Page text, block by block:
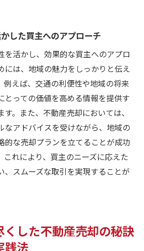
した買主へのアプローチ
を活かし、効果的な買主へのアプロ
には、地域の魅力をしっかりと伝え
例えば、交通の利便性や地域の将来
とっての価値を高める情報を提供す
。また、不動産売却においては、
なアドバイスを受けながら、地域の
的な売却プランを立てることが成功
これにより、買主のニーズに応えた
、スムーズな取引を実現することが
くした不動産売却の秘訣
践法